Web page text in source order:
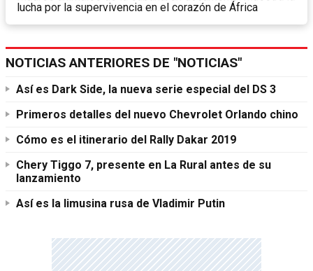
lucha por la supervivencia en el corazón de África
NOTICIAS ANTERIORES DE "NOTICIAS"
Así es Dark Side, la nueva serie especial del DS 3
Primeros detalles del nuevo Chevrolet Orlando chino
Cómo es el itinerario del Rally Dakar 2019
Chery Tiggo 7, presente en La Rural antes de su
lanzamiento
Así es la limusina rusa de Vladimir Putin